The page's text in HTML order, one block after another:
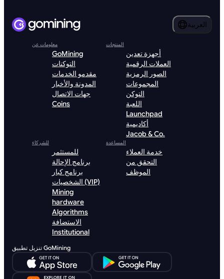
العربية
معلومات عن
GoMining
التوكنات
مقدمو الخدمات
المدونة والأخبار
جهات الاتصال
Coins
المنتجات
أجهزة تعدين
العملات الرقمية
الصور الرمزية
المجموعات
التوكن
اللعبة
Launchpad
أكاديمية
Jacob & Co.
للشركاء
للمستثمر
برنامج الإحالة
برنامج كبار
الشخصيات (VIP)
Mining
hardware
Algorithms
الاستضافة
Institutional
المساعدة
خدمة العملاء
التحقق من
الموظف
تنزيل تطبيق GoMining